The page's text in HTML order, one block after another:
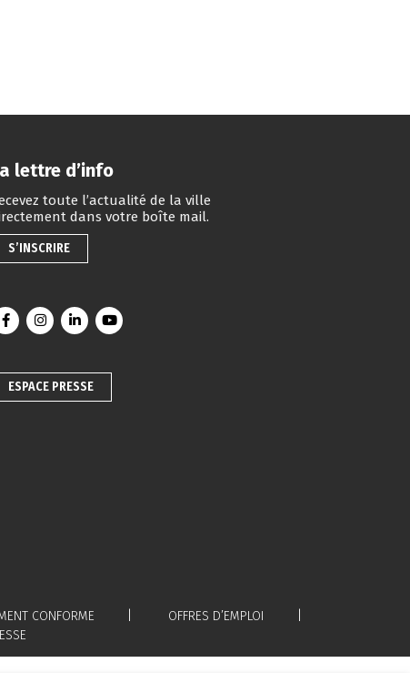
lettre d’info
toute l’actualité de la ville
dans votre boîte mail.
S’INSCRIRE
Lien vers le compte Facebook
Lien vers le compte Instagram
Lien vers le compte Linkedin
Lien vers la chaîne Youtube
ESPACE PRESSE
CONFORME
OFFRES D’EMPLOI